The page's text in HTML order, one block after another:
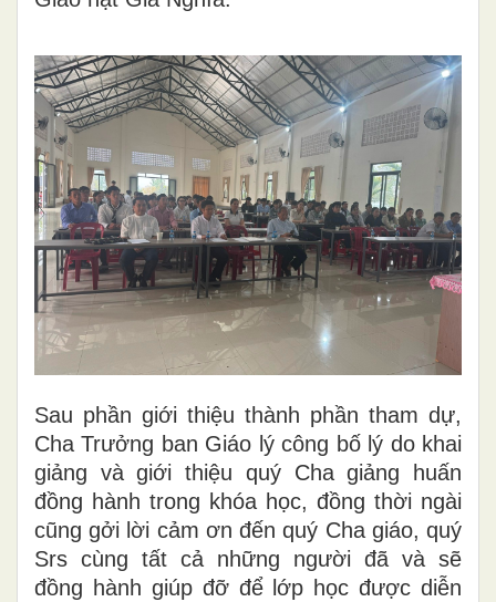
Sau phần giới thiệu thành phần tham dự,
Cha Trưởng ban Giáo lý công bố lý do khai
giảng và giới thiệu quý Cha giảng huấn
đồng hành trong khóa học, đồng thời ngài
cũng gởi lời cảm ơn đến quý Cha giáo, quý
Srs cùng tất cả những người đã và sẽ
đồng hành giúp đỡ để lớp học được diễn